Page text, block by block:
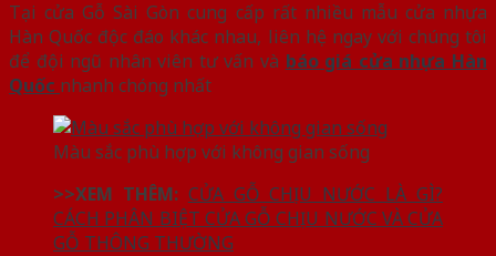
Tại cửa Gỗ Sài Gòn cung cấp rất nhiều mẫu cửa nhựa
Hàn Quốc độc đáo khác nhau, liên hệ ngay với chúng tôi
để đội ngũ nhân viên tư vấn và báo giá cửa nhựa Hàn
Quốc nhanh chóng nhất
Màu sắc phù hợp với không gian sống
>>XEM THÊM: CỬA GỖ CHỊU NƯỚC LÀ GÌ?
CÁCH PHÂN BIỆT CỬA GỖ CHỊU NƯỚC VÀ CỬA
GỖ THÔNG THƯỜNG